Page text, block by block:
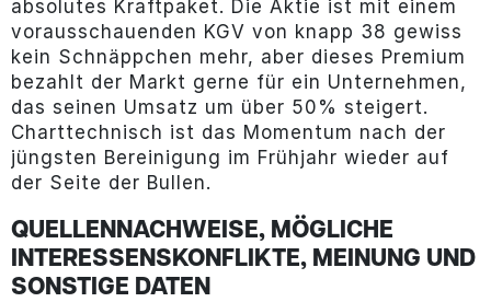
absolutes Kraftpaket. Die Aktie ist mit einem
vorausschauenden KGV von knapp 38 gewiss
kein Schnäppchen mehr, aber dieses Premium
bezahlt der Markt gerne für ein Unternehmen,
das seinen Umsatz um über 50% steigert.
Charttechnisch ist das Momentum nach der
jüngsten Bereinigung im Frühjahr wieder auf
der Seite der Bullen.
QUELLENNACHWEISE, MÖGLICHE
INTERESSENSKONFLIKTE, MEINUNG UND
SONSTIGE DATEN